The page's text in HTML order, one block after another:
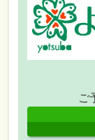
ご